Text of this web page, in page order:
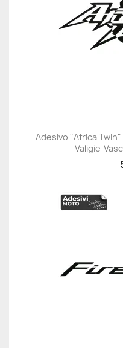
Adesivo "Africa
Valigie-